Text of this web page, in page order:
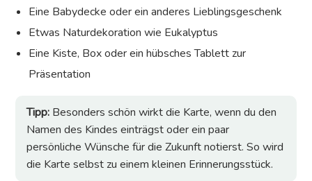
Eine Babydecke oder ein anderes Lieblingsgeschenk
Etwas Naturdekoration wie Eukalyptus
Eine Kiste, Box oder ein hübsches Tablett zur
Präsentation
Tipp: Besonders schön wirkt die Karte, wenn du den
Namen des Kindes einträgst oder ein paar
persönliche Wünsche für die Zukunft notierst. So wird
die Karte selbst zu einem kleinen Erinnerungsstück.